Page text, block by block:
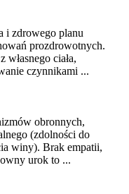
i zdrowego planu
prozdrowotnych.
własnego ciała,
czynnikami ...
obronnych,
(zdolności do
winy). Brak empatii,
urok to ...